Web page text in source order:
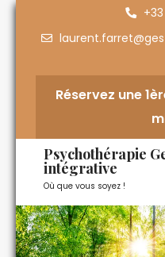
Réservez une
Psychothérapie
intégrative
Où que vous soyez !